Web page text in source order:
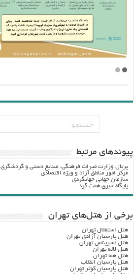
پيوندهاي مرتبط
پرتال وزارت ميراث فرهنگي، صنایع دستی و گردشگري
مرکز امور مناطق آزاد و ویژه اقتصادی
سازمان جهانی جهانگردی
پایگاه خبری هفت گرد
برخی از هتل‌های تهران
هتل استقلال تهران
هتل پارسیان آزادی تهران
هتل اسپیناس تهران
هتل لاله تهران
هتل هما تهران
هتل پارسیان انقلاب
هتل پارسیان کوثر تهران